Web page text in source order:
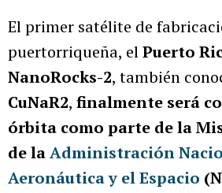
El primer satélite de
puertorriqueña, elPuerto
NanoRocks-2, también
CuNaR2, finalmente será
órbita como parte de la
de laAdministración
Aeronáutica y el Espacio